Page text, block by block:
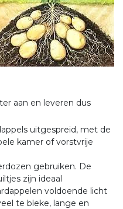
aan en leveren dus
uitgespreid, met de
kamer of vorstvrije
gebruiken. De
zijn ideaal
voldoende licht
te bleke, lange en